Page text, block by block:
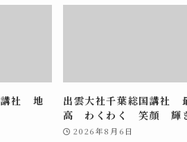
講社 地
出雲大社千葉総国講社
高 わくわく 笑顔 輝
2026年8月6日